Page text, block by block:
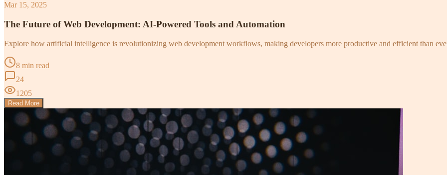
Mar 15, 2025
The Future of Web Development: AI-Powered Tools and Automation
Explore how artificial intelligence is revolutionizing web development workflows, making developers more productive and efficient than
8 min read
24
1205
Read More